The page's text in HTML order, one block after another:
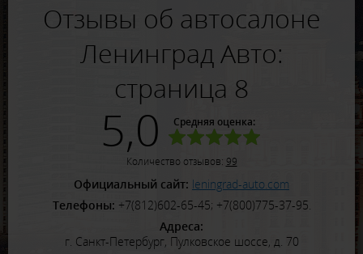
Отзывы об автосалоне
Ленинград Авто:
страница 8
Средняя оценка:
5,0
Количество отзывов: 99
Официальный сайт: leningrad-auto.com
Телефоны: +7(812)602-65-45; +7(800)775-37-95.
Адреса:
г. Санкт-Петербург, Пулковское шоссе, д. 70